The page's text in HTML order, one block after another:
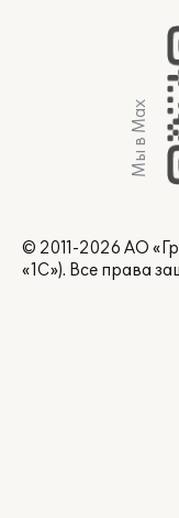
Мы в Max
© 2011-2026 АО
«1С»). Все права